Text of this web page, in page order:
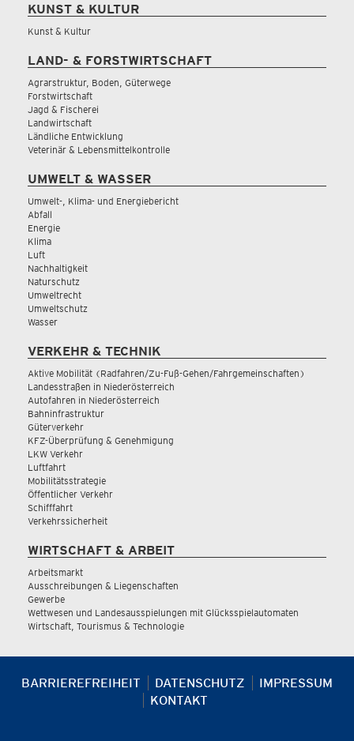
KUNST & KULTUR
Kunst & Kultur
LAND- & FORSTWIRTSCHAFT
Agrarstruktur, Boden, Güterwege
Forstwirtschaft
Jagd & Fischerei
Landwirtschaft
Ländliche Entwicklung
Veterinär & Lebensmittelkontrolle
UMWELT & WASSER
Umwelt-, Klima- und Energiebericht
Abfall
Energie
Klima
Luft
Nachhaltigkeit
Naturschutz
Umweltrecht
Umweltschutz
Wasser
VERKEHR & TECHNIK
Aktive Mobilität (Radfahren/Zu-Fuß-Gehen/Fahrgemeinschaften)
Landesstraßen in Niederösterreich
Autofahren in Niederösterreich
Bahninfrastruktur
Güterverkehr
KFZ-Überprüfung & Genehmigung
LKW Verkehr
Luftfahrt
Mobilitätsstrategie
Öffentlicher Verkehr
Schifffahrt
Verkehrssicherheit
WIRTSCHAFT & ARBEIT
Arbeitsmarkt
Ausschreibungen & Liegenschaften
Gewerbe
Wettwesen und Landesausspielungen mit Glücksspielautomaten
Wirtschaft, Tourismus & Technologie
BARRIEREFREIHEIT DATENSCHUTZ
IMPRESSUM
KONTAKT